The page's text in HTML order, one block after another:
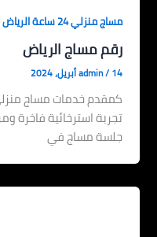
مساج منزلي 24 ساعة الرياض
رقم مساج الرياض
admin/14 أبريل، 2024
كمقدم خدمات مساج
تجربة استرخائية فاخرة
جلسة مساج في